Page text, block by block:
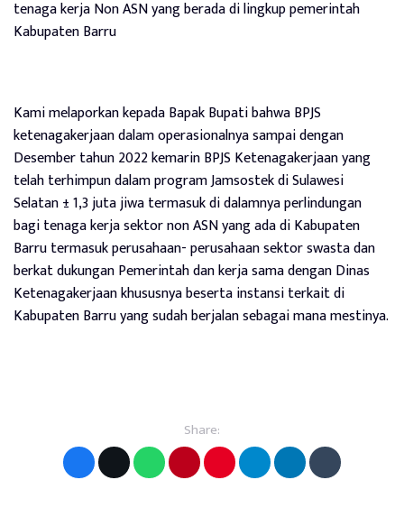
tenaga kerja Non ASN yang berada di lingkup pemerintah
Kabupaten Barru
Kami melaporkan kepada Bapak Bupati bahwa BPJS
ketenagakerjaan dalam operasionalnya sampai dengan
Desember tahun 2022 kemarin BPJS Ketenagakerjaan yang
telah terhimpun dalam program Jamsostek di Sulawesi
Selatan ± 1,3 juta jiwa termasuk di dalamnya perlindungan
bagi tenaga kerja sektor non ASN yang ada di Kabupaten
Barru termasuk perusahaan- perusahaan sektor swasta dan
berkat dukungan Pemerintah dan kerja sama dengan Dinas
Ketenagakerjaan khususnya beserta instansi terkait di
Kabupaten Barru yang sudah berjalan sebagai mana mestinya.
Share: